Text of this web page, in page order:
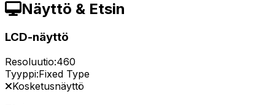
Näyttö & Etsin
LCD-näyttö
Resoluutio:460
Tyyppi:Fixed Type
Kosketusnäyttö